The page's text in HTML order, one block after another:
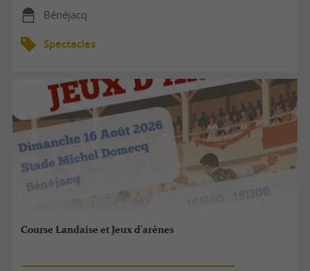
Bénéjacq
Spectacles
Course Landaise et Jeux d'arènes